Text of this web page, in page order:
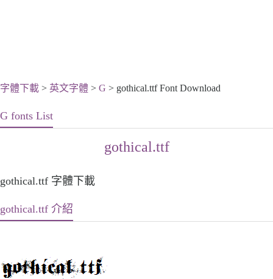
字體下載 > 英文字體 > G > gothical.ttf Font Download
G fonts List
gothical.ttf
gothical.ttf 字體下載
gothical.ttf 介紹